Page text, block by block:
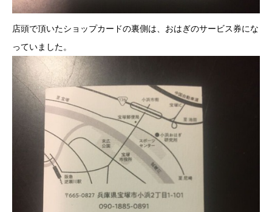
店頭で頂いたショップカードの裏側は、おはぎのサービス券にな
っていました。